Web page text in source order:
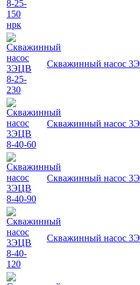
Скважинный насос
Скважинный насос
Скважинный насос
Скважинный насос